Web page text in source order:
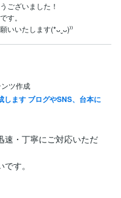
ございました！
す。
いいたします(*ᴗˬᴗ)⁾⁾
ツ作成
します ブログやSNS、台本に
速・丁寧にご対応いただ
す。